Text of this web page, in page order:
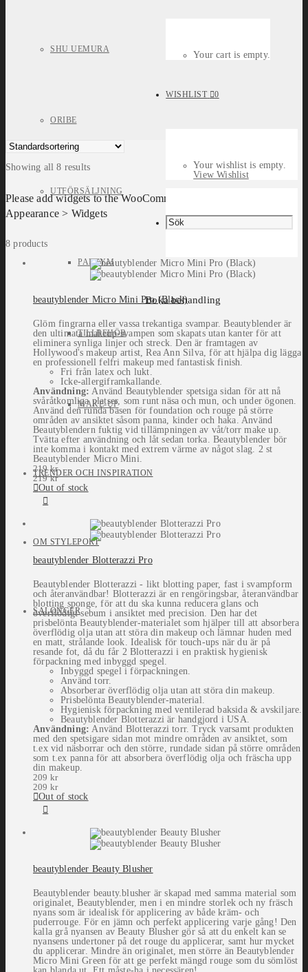
SHU UEMURA
ORIBE
UTFÖRSÄLJNING
PARFYM
TILLBEHÖR
MAKE-UP
TRENDER OCH INSPIRATION
OM STYLEPORT
SALONGER
Your cart is empty.
WISHLIST 0
Your wishlist is empty.
View Wishlist
Boka behandling
Showing all 8 results
Please add widgets to the WooCommerce Filters widget area in
Appearance > Widgets
8 products
beautyblender Micro Mini Pro (Black)
Glöm fingrarna eller vassa trekantiga svampar. Beautyblender är
den ultimata makeup-svampen som skapats utan kanter för att
eliminera synliga linjer och streck. Den är framtagen av
Hollywood's makeup artist, Rea Ann Silva, för att hjälpa dig lägga
en professionell felfri makeup med fantastisk finish.
Fri från latex och lukt.
Icke-allergiframkallande.
Användning: Använd Beautyblender spetsiga sidan för att nå
svåråtkomliga platser, som runt näsa och mun, och under ögonen.
Använd den runda basen för foundation och rouge på större
områden av ansiktet såsom panna, kinder och haka. Använd
Beautyblendern fuktig vid tillämpningen av våt/torr make up.
Tvätta efter användning och låt sedan torka. Beautyblender bör
inte komma i kontakt med extrem värme av något slag. 2 st
Beautyblender Micro Mini.
219kr
219kr
Out of stock
beautyblender Blotterazzi Pro
Beautyblender Blotterazzi - likt blotting paper, fast i svampform
och återanvändbar! Blotterazzi är en rengöringsbar, återanvändbar
blotting sponge, för att du ska kunna reducera glans och
överflödigt sebum i ansiktet med precision. Den har det
prisbelönta Beautyblender-materialet som hjälper till att absorbera
överflödig olja utan att störa din makeup och lämnar huden med
en matt, strålande look. Idealisk för touch-ups när du är på
resande fot, då du får 2 Blotterazzi i en praktisk hygienisk
förpackning med inbyggd spegel.
Inbyggd spegel i förpackningen.
Använd torr.
Absorberar överflödig olja utan att störa din makeup.
Prisbelönta Beautyblender-material.
Hygienisk förpackning med ventilerad baksida & avskiljare.
Beautyblender Blotterazzi är handgjord i USA.
Användning: Använd Blotterazzi torr. Tryck varsamt produkten
med den spetsigare sidan mot mindre områden av ansiktet, som
t.ex vid näsborrar och den större, rundade sidan på större områden
som t.ex panna för att absorbera överflödig olja och fräscha upp
din makeup.
209 kr
209 kr
Out of stock
beautyblender Beauty Blusher
Beautyblender beauty.blusher är skapad med samma material som
originalet, Beautyblender, men i en mindre storlek och ny fräsch
nyans som är idealisk för applicering av både kräm- och
puderrouge. För en jämn och perfekt applicering varje gång! Den
kalla grå nyansen av Beauty Blusher gör så att du enkelt kan se
nyansens undertoner på det rouge du applicerar, samt hur mycket
du applicerar. Mindre än originalet, men större än Beautyblender
Micro Mini Green för att ge perfekt mängd rouge som du sömlöst